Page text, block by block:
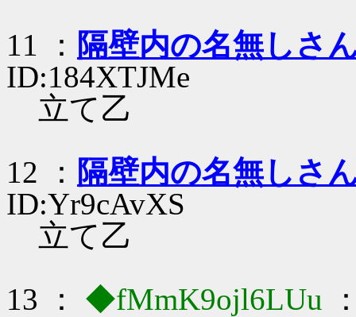
11 ： 隔壁内の名無しさ
ID:184XTJMe
立て乙
12 ： 隔壁内の名無しさ
ID:Yr9cAvXS
立て乙
13 ：
◆fMmK9ojl6LUu